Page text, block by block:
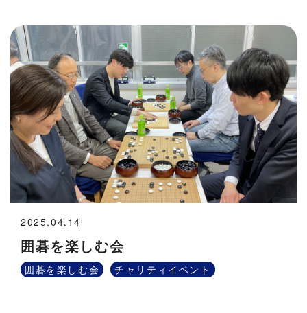
囲碁を楽しむ会
2025.04.14
囲碁を楽しむ会 チャリティイベント